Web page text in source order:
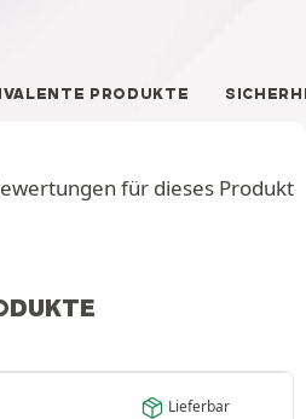
PRODUKTE
für dieses Produkt
Lieferbar